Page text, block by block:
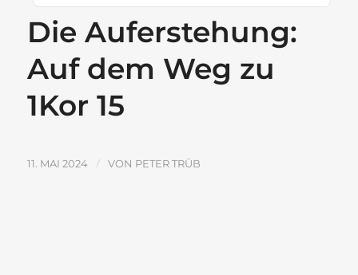
Die Auferstehung:
Auf dem Weg zu
1Kor 15
11. MAI 2024 / VON PETER TRÜB